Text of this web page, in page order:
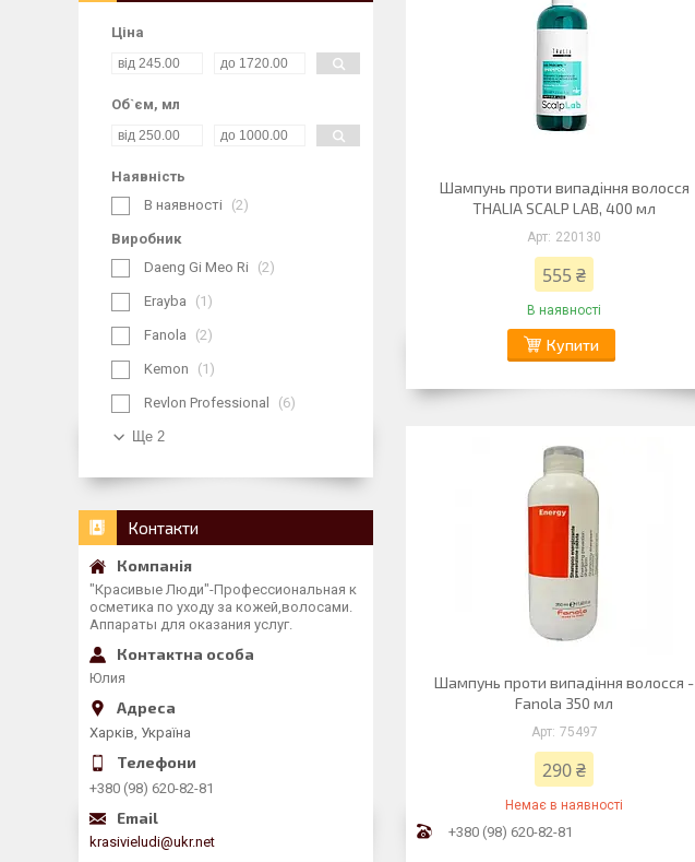
Шампунь проти випадіння волосся
THALIA SCALP LAB, 400 мл
220130
555 ₴
В наявності
Купити
Шампунь проти випадіння волосся -
Fanola 350 мл
75497
290 ₴
Немає в наявності
+380 (98) 620-82-81
Ціна
Об`єм, мл
Наявність
В наявності
2
Виробник
Daeng Gi Meo Ri
2
Erayba 1
Fanola 2
Kemon 1
Revlon Professional 6
Ще 2
Контакти
"Красивые Люди"-Профессиональная к
осметика по уходу за кожей,волосами.
Аппараты для оказания услуг.
Юлия
Харків, Україна
+380 (98) 620-82-81
krasivieludi@ukr.net